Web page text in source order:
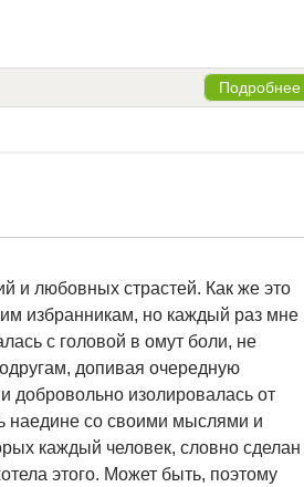
Подробнее
и любовных страстей. Как же это
избранникам, но каждый раз мне
с головой в омут боли, не
допивая очередную
добровольно изолировалась от
наедине со своими мыслями и
каждый человек, словно сделан
этого. Может быть, поэтому